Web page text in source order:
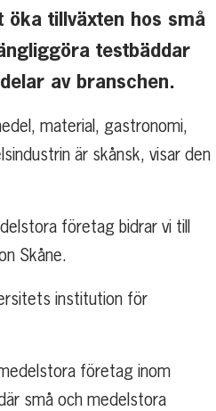
tillväxten hos små
testbäddar
av branschen.
material, gastronomi,
är skånsk, visar den
företag bidrar vi till
Skåne.
institution för
företag inom
små och medelstora